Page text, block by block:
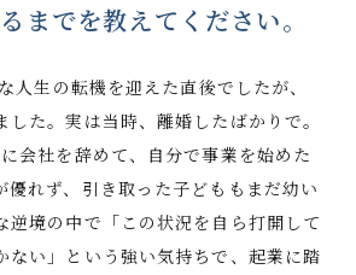
までを教えてください。
人生の転機を迎えた直後でしたが、
した。実は当時、離婚したばかりで。
会社を辞めて、自分で事業を始めた
優れず、引き取った子どももまだ幼い
逆境の中で「この状況を自ら打開して
ない」という強い気持ちで、起業に踏